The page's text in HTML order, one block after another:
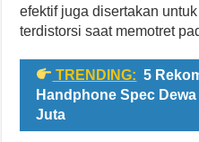
efektif juga disertakan
terdistorsi saat memotret
TRENDING: 5
Handphone Spec
Juta